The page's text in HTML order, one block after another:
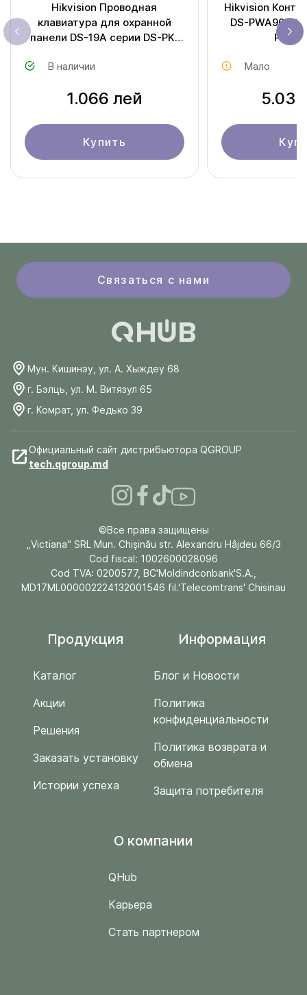
Hikvision Проводная
клавиатура для охранной
панели DS-19A серии DS-PK-
В наличии
1.066 лей
Купить
Hikvision
DS-PWA96-
Pro
Мало
Связаться с нами
Мун. Кишинэу, ул. А. Хыждеу 68
г. Бэлць, ул. М. Витязул 65
г. Комрат, ул. Федько 39
Официальный сайт дистрибьютора QGROUP
tech.qgroup.md
©Все права защищены
„Victiana" SRL Mun. Chişinău str. Alexandru Hâjdeu 66/3
Cod fiscal: 1002600028096
Cod TVA: 0200577, BC'Moldindconbank'S.A.,
MD17ML000002224132001546 fil.'Telecomtrans' Chisinau
Продукция
Каталог
Акции
Решения
Заказать установку
Истории успеха
Информация
Блог и Новости
Политика
конфиденциальности
Политика возврата и
обмена
Защита потребителя
O компании
QHub
Карьера
Стать партнером